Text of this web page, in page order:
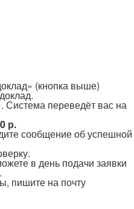
(кнопка выше)
Система переведёт вас на
р.
сообщение об успешной
в день подачи заявки
пишите на почту